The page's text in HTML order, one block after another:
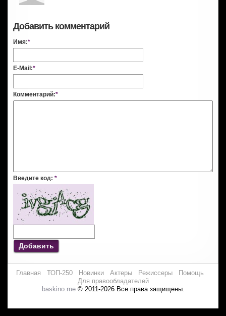
Добавить комментарий
Имя:*
E-Mail:*
Комментарий:*
Введите код: *
Добавить
Главная ТОП-250 Новинки Актеры Режиссеры
Помощь
Для правообладателей
baskino.me© 2011-2026 Все права защищены.